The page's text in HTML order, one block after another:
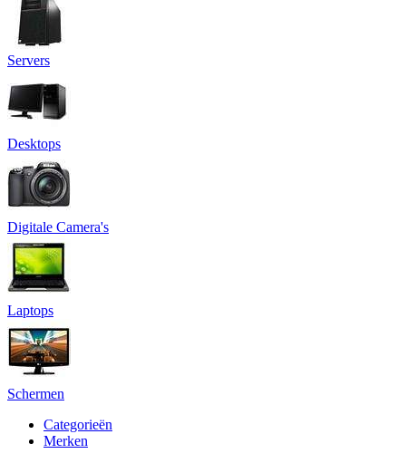
Servers
Desktops
Digitale Camera's
Laptops
Schermen
Categorieën
Merken